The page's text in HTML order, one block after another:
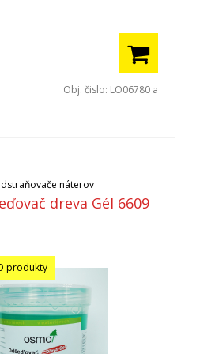
Obj. čislo: LO06780 a
náterov
dreva Gél 6609
produkty